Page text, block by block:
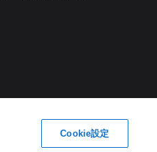
Cookie設定